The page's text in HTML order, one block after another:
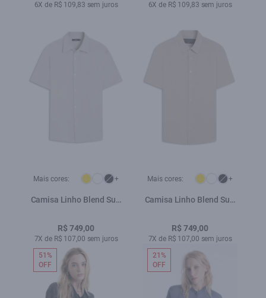
6X de R$ 109,83 sem juros 6X de R$ 109,83 sem juros
Mais cores: +
Camisa Linho Blend Surf
R$ 749,00
7X de R$ 107,00 sem juros
Mais cores: +
Camisa Linho Blend Surf
R$ 749,00
7X de R$ 107,00 sem juros
51%
OFF
21%
OFF